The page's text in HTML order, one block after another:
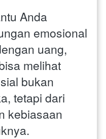
Anda
emosional
uang,
melihat
bukan
tetapi dari
kebiasaan